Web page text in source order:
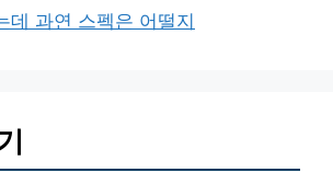
데 과연 스펙은 어떨지